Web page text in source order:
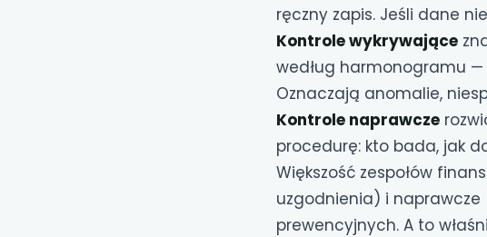
ręczny zapis. Jeśli dane
Kontrole wykrywające
według harmonogramu
Oznaczają anomalie,
Kontrole naprawcze
procedurę: kto bada, jak
Większość zespołów
uzgodnienia) i naprawcze
prewencyjnych. A to